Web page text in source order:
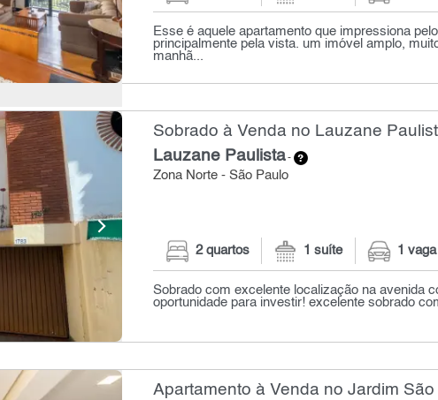
Esse é aquele apartamento que impressiona
principalmente pela vista. um imóvel amplo,
manhã...
Sobrado à Venda no Lauzane
Lauzane Paulista-
Zona Norte - São Paulo
2 quartos 1 suíte 1 vaga
Sobrado com excelente localização na avenida
oportunidade para investir! excelente sobrado
Apartamento à Venda no Jardim